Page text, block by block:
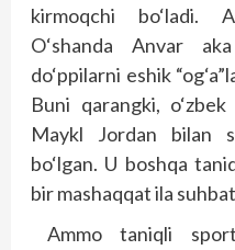
kirmoqchi bo‘ladi.
O‘shanda Anvar
do‘ppilarni eshik
Buni qarangki,
Maykl Jordan bilan
bo‘lgan. U boshqa
bir mashaqqat ila
Ammo taniqli